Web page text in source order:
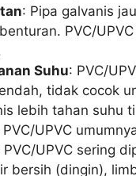
: Pipa galvanis
PVC/
Suhu: PVC/
tidak cocok
lebih tahan suhu
PVC/UPVC
PVC/UPVC sering
bersih (dingin),